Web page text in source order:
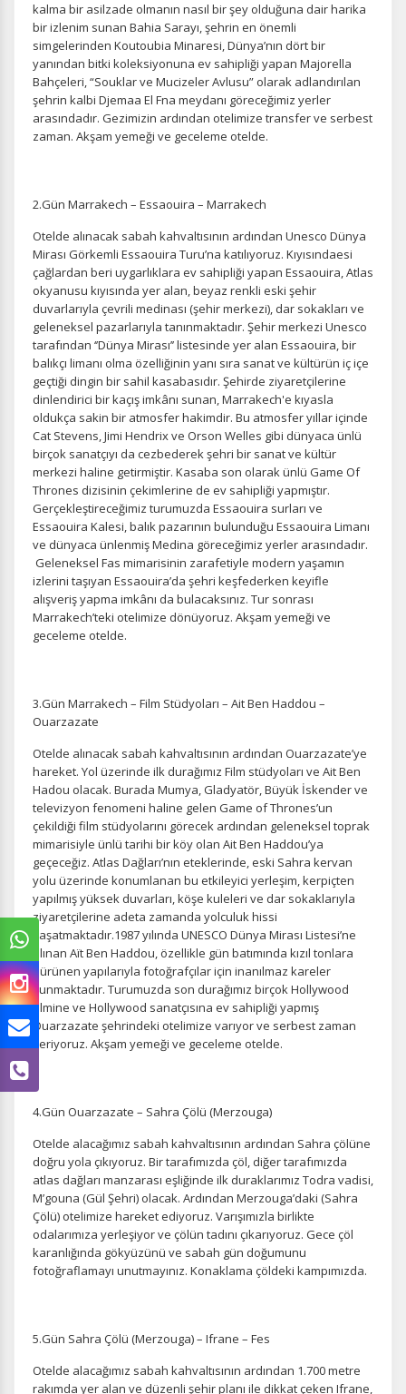
kalma bir asilzade olmanın nasıl bir şey olduğuna dair harika
bir izlenim sunan Bahia Sarayı, şehrin en önemli
simgelerinden Koutoubia Minaresi, Dünya’nın dört bir
yanından bitki koleksiyonuna ev sahipliği yapan Majorella
Bahçeleri, “Souklar ve Mucizeler Avlusu” olarak adlandırılan
şehrin kalbi Djemaa El Fna meydanı göreceğimiz yerler
arasındadır. Gezimizin ardından otelimize transfer ve serbest
zaman. Akşam yemeği ve geceleme otelde.
2.Gün Marrakech – Essaouira – Marrakech
Otelde alınacak sabah kahvaltısının ardından Unesco Dünya
Mirası Görkemli Essaouira Turu’na katılıyoruz. Kıyısındaesi
çağlardan beri uygarlıklara ev sahipliği yapan Essaouira, Atlas
okyanusu kıyısında yer alan, beyaz renkli eski şehir
duvarlarıyla çevrili medinası (şehir merkezi), dar sokakları ve
geleneksel pazarlarıyla tanınmaktadır. Şehir merkezi Unesco
tarafından ‘’Dünya Mirası’’ listesinde yer alan Essaouira, bir
balıkçı limanı olma özelliğinin yanı sıra sanat ve kültürün iç içe
geçtiği dingin bir sahil kasabasıdır. Şehirde ziyaretçilerine
dinlendirici bir kaçış imkânı sunan, Marrakech'e kıyasla
oldukça sakin bir atmosfer hakimdir. Bu atmosfer yıllar içinde
Cat Stevens, Jimi Hendrix ve Orson Welles gibi dünyaca ünlü
birçok sanatçıyı da cezbederek şehri bir sanat ve kültür
merkezi haline getirmiştir. Kasaba son olarak ünlü Game Of
Thrones dizisinin çekimlerine de ev sahipliği yapmıştır.
Gerçekleştireceğimiz turumuzda Essaouira surları ve
Essaouira Kalesi, balık pazarının bulunduğu Essaouira Limanı
ve dünyaca ünlenmiş Medina göreceğimiz yerler arasındadır.
Geleneksel Fas mimarisinin zarafetiyle modern yaşamın
izlerini taşıyan Essaouira’da şehri keşfederken keyifle
alışveriş yapma imkânı da bulacaksınız. Tur sonrası
Marrakech’teki otelimize dönüyoruz. Akşam yemeği ve
geceleme otelde.
3.Gün Marrakech – Film Stüdyoları – Ait Ben Haddou –
Ouarzazate
Otelde alınacak sabah kahvaltısının ardından Ouarzazate’ye
hareket. Yol üzerinde ilk durağımız Film stüdyoları ve Ait Ben
Hadou olacak. Burada Mumya, Gladyatör, Büyük İskender ve
televizyon fenomeni haline gelen Game of Thrones’un
çekildiği film stüdyolarını görecek ardından geleneksel toprak
mimarisiyle ünlü tarihi bir köy olan Ait Ben Haddou’ya
geçeceğiz. Atlas Dağları’nın eteklerinde, eski Sahra kervan
yolu üzerinde konumlanan bu etkileyici yerleşim, kerpiçten
yapılmış yüksek duvarları, köşe kuleleri ve dar sokaklarıyla
ziyaretçilerine adeta zamanda yolculuk hissi
yaşatmaktadır.1987 yılında UNESCO Dünya Mirası Listesi’ne
alınan Aït Ben Haddou, özellikle gün batımında kızıl tonlara
bürünen yapılarıyla fotoğrafçılar için inanılmaz kareler
sunmaktadır. Turumuzda son durağımız birçok Hollywood
filmine ve Hollywood sanatçısına ev sahipliği yapmış
Ouarzazate şehrindeki otelimize varıyor ve serbest zaman
veriyoruz. Akşam yemeği ve geceleme otelde.
4.Gün Ouarzazate – Sahra Çölü (Merzouga)
Otelde alacağımız sabah kahvaltısının ardından Sahra çölüne
doğru yola çıkıyoruz. Bir tarafımızda çöl, diğer tarafımızda
atlas dağları manzarası eşliğinde ilk duraklarımız Todra vadisi,
M’gouna (Gül Şehri) olacak. Ardından Merzouga’daki (Sahra
Çölü) otelimize hareket ediyoruz. Varışımızla birlikte
odalarımıza yerleşiyor ve çölün tadını çıkarıyoruz. Gece çöl
karanlığında gökyüzünü ve sabah gün doğumunu
fotoğraflamayı unutmayınız. Konaklama çöldeki kampımızda.
5.Gün Sahra Çölü (Merzouga) – Ifrane – Fes
Otelde alacağımız sabah kahvaltısının ardından 1.700 metre
rakımda yer alan ve düzenli şehir planı ile dikkat çeken Ifrane,